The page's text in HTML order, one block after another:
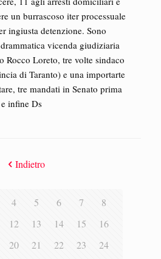
un burrascoso iter processuale
ingiusta detenzione. Sono
vicenda giudiziaria
Rocco Loreto, tre volte sindaco
di Taranto) e una importarte
tre mandati in Senato prima
infine Ds
Indietro
4 5 6 7
8
12 13 14 15
16
20 21 22 23
24